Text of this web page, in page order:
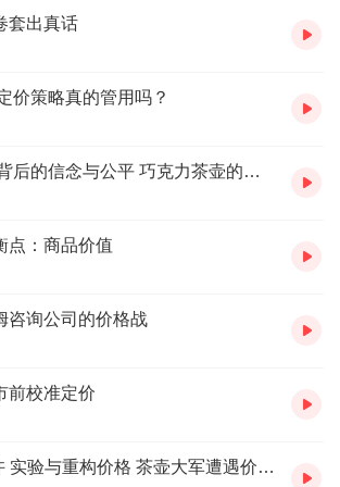
套出真话
价策略真的管用吗？
第五章 商品问世背后的信念与公平 巧克力茶壶的艰辛上市
点：商品价值
咨询公司的价格战
前校准定价
第6章 记忆与期许 实验与重构价格 茶壶大军遭遇价格风波